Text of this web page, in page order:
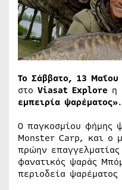
Το Σάββατο, 13 Μαΐου
στο Viasat Εxplore η
εμπειρία ψαρέματος».
Ο παγκοσμίου φήμης
Monster Carp, και ο
πρώην
φανατικός ψαράς
περιοδεία